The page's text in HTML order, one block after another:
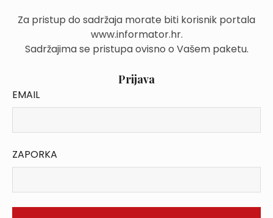
Za pristup do sadržaja morate biti korisnik portala
www.informator.hr.
Sadržajima se pristupa ovisno o Vašem paketu.
Prijava
EMAIL
ZAPORKA